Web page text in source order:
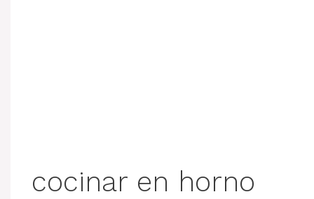
cocinar en horno